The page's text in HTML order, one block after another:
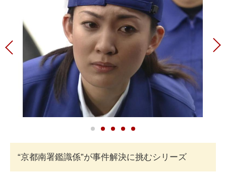
“京都南署鑑識係”が事件解決に挑むシリーズ